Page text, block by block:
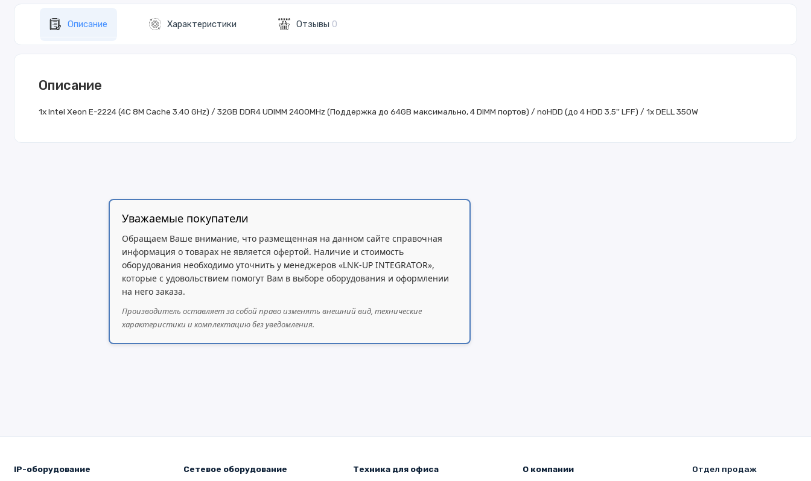
Описание Характеристики Отзывы 0
Описание
1x Intel Xeon E-2224 (4C 8M Cache 3.40 GHz) / 32GB DDR4 UDIMM 2400MHz (Поддержка до 64GB максимально, 4 DIMM портов) / noHDD (до 4 HDD 3.5'' LFF) / 1x DELL 350W
Уважаемые покупатели
Обращаем Ваше внимание, что размещенная на данном сайте справочная
информация о товарах не является офертой. Наличие и стоимость
оборудования необходимо уточнить у менеджеров «LNK-UP INTEGRATOR»,
которые с удовольствием помогут Вам в выборе оборудования и оформлении
на него заказа.
Производитель оставляет за собой право изменять внешний вид, технические
характеристики и комплектацию без уведомления.
IP-оборудование Сетевое оборудование Техника для офиса О компании Отдел продаж